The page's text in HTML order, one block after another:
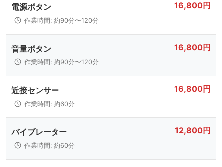
電源ボタン 16,800円
作業時間: 約90分〜120分
音量ボタン 16,800円
作業時間: 約90分〜120分
近接センサー 16,800円
作業時間: 約60分
バイブレーター 12,800円
作業時間: 約60分